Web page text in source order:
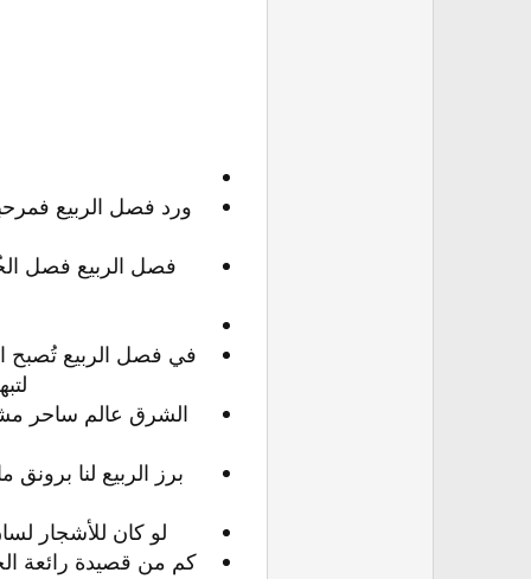
ورد فصل الربيع
فصل الربيع فصل
في فصل الربيع تُصبح
الشرق عالم ساحر
برز الربيع لنا
لو كان للأشجار
كم من قصيدة رائعة